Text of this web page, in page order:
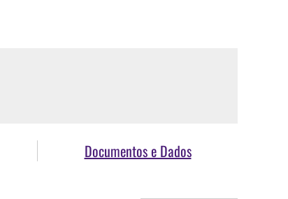
Documentos e Dados